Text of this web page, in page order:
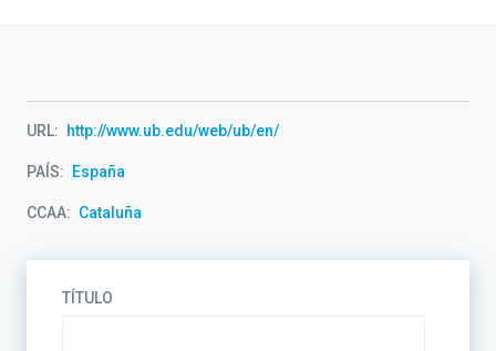
URL http://www.ub.edu/web/ub/en/
PAÍS España
CCAA Cataluña
TÍTULO